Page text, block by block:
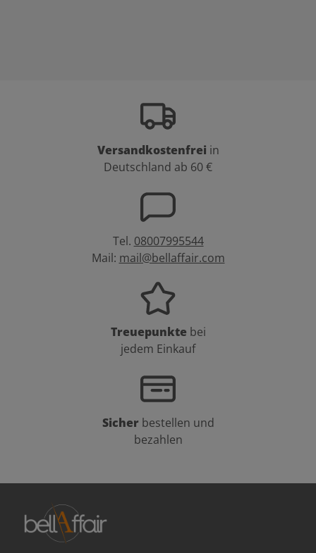
Versandkostenfrei in
Deutschland ab 60 €
Tel. 08007995544
Mail: mail@bellaffair.com
Treuepunkte bei
jedem Einkauf
Sicher bestellen und
bezahlen